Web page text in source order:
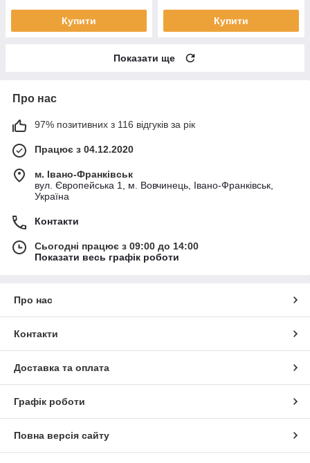
Купити Купити
Показати ще
Про нас
97% позитивних з 116 відгуків за рік
Працює з 04.12.2020
м. Івано-Франківськ
вул. Європейська 1, м. Вовчинець, Івано-Франківськ,
Україна
Контакти
Сьогодні працює з 09:00 до 14:00
Показати весь графік роботи
Про нас
Контакти
Доставка та оплата
Графік роботи
Повна версія сайту